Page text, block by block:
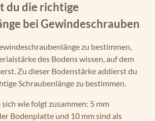
du die richtige
bei Gewindeschrauben
zu bestimmen,
des Bodens wissen, auf dem
Zu dieser Bodenstärke addierst du
Schraubenlänge zu bestimmen.
wie folgt zusammen: 5 mm
Bodenplatte und 10 mm sind als